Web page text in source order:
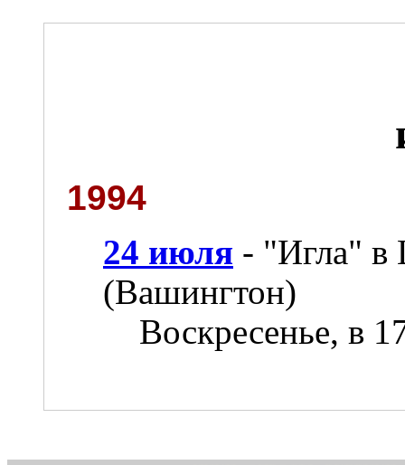
1994
24 июля - "Игла" в
(Вашингтон)
Воскресенье, в